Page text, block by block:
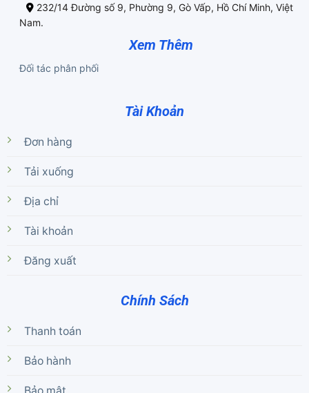
232/14 Đường số 9, Phường 9, Gò Vấp, Hồ Chí Minh, Việt
Nam.
Xem Thêm
Đối tác phân phối
Tài Khoản
Đơn hàng
Tải xuống
Địa chỉ
Tài khoản
Đăng xuất
Chính Sách
Thanh toán
Bảo hành